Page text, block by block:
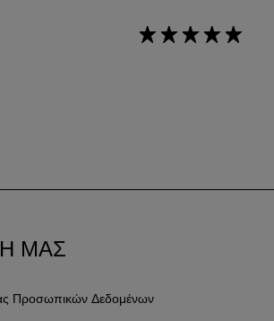
rating: 5 out of 5
ΜΑΣ
Προσωπικών Δεδομένων